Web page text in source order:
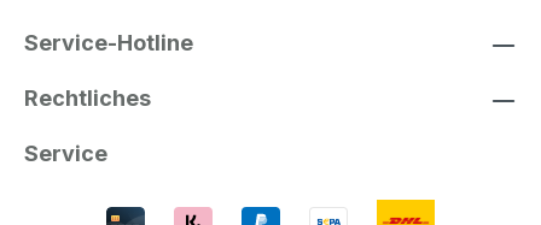
Service-Hotline
Rechtliches
Service